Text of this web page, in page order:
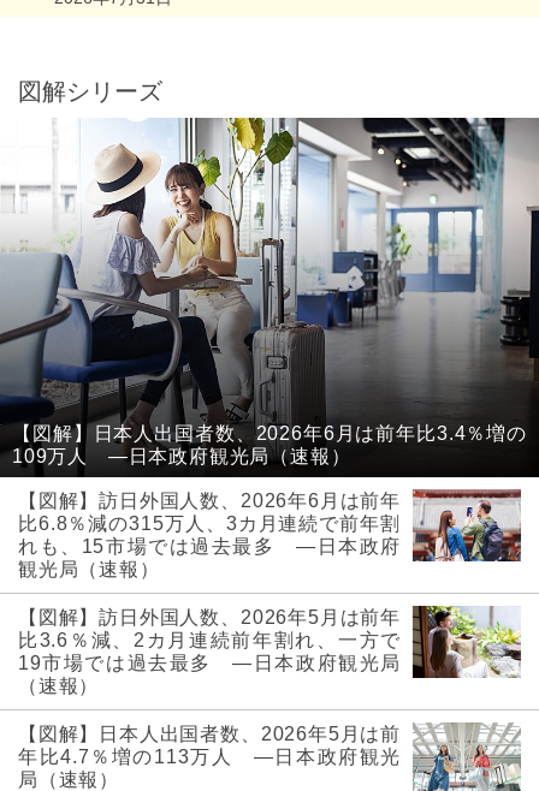
図解シリーズ
【図解】日本人出国者数、2026年6月は前年比3.4％増の
109万人 ―日本政府観光局（速報）
【図解】訪日外国人数、2026年6月は前年
比6.8％減の315万人、3カ月連続で前年割
れも、15市場では過去最多 ―日本政府
観光局（速報）
【図解】訪日外国人数、2026年5月は前年
比3.6％減、2カ月連続前年割れ、一方で
19市場では過去最多 ―日本政府観光局
（速報）
【図解】日本人出国者数、2026年5月は前
年比4.7％増の113万人 ―日本政府観光
局（速報）